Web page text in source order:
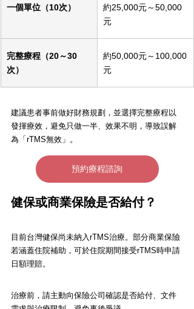
一個單位（10次）
約25,000元～50,000
元
完整療程（20～30
次）
約50,000元～100,000
元
建議患者事前做好財務規劃，並選擇完整療程以
發揮療效，避免只做一半、效果不明，導致誤解
為「rTMS無效」。
預約療程諮詢
健保或商業保險是否給付？
目前台灣健保尚未納入rTMS治療。部分商業保險
若涵蓋住院補助，可於住院期間接受rTMS時申請
日額理賠。
治療前，請主動向保險公司確認是否給付、文件